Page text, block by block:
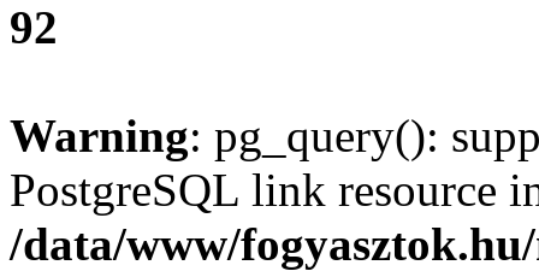
92
Warning: pg_query():
PostgreSQL link resource
/data/www/